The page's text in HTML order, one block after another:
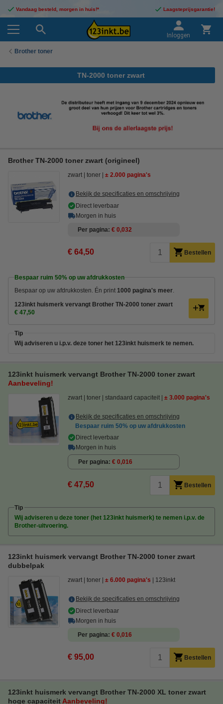
Vandaag besteld, morgen in huis!* Laagsteprijsgarantie!
Inloggen
Brother toner
TN-2000 toner zwart
Brother TN-2000 toner zwart (origineel)
zwart toner ± 2.000 pagina's
Bekijk de specificaties en omschrijving
Direct leverbaar
Morgen in huis
Per pagina € 0,032
€ 64,50 Bestellen
Bespaar ruim 50% op uw afdrukkosten
Bespaar op uw afdrukkosten. Én print 1000 pagina's meer
123inkt huismerk vervangt Brother TN-2000 toner zwart
€ 47,50
Tip
Wij adviseren u i.p.v. deze toner het 123inkt huismerk te nemen.
123inkt huismerk vervangt Brother TN-2000 toner zwart
Aanbeveling!
zwart toner standaard capaciteit ± 3.000 pagina's
Bekijk de specificaties en omschrijving
Bespaar ruim 50% op uw afdrukkosten
Direct leverbaar
Morgen in huis
Per pagina € 0,016
€ 47,50 Bestellen
Tip
Wij adviseren u deze toner (het 123inkt huismerk) te nemen i.p.v. de
Brother-uitvoering.
123inkt huismerk vervangt Brother TN-2000 toner zwart
dubbelpak
zwart toner ± 6.000 pagina's 123inkt
Bekijk de specificaties en omschrijving
Direct leverbaar
Morgen in huis
Per pagina € 0,016
€ 95,00 Bestellen
123inkt huismerk vervangt Brother TN-2000 XL toner zwart
hoge capaciteit Aanbeveling!